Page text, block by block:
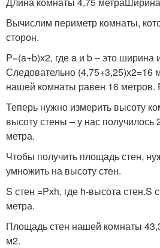
Вычислим периметр комнаты,
сторон.
P=(a+b)х2, где a и b – это ширина
Следовательно (4,75+3,25)х2=16
нашей комнаты равен 16 метров.
Теперь нужно измерить высоту
высоту стены – у нас получилось
метра.
Чтобы получить площадь стен,
умножить на высоту стен.
S стен =Pхh, где h-высота стен.S
метра.
Площадь стен нашей комнаты
м2.